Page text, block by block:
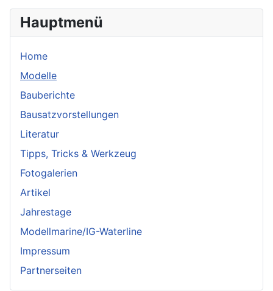
Hauptmenü
Home
Modelle
Bauberichte
Bausatzvorstellungen
Literatur
Tipps, Tricks & Werkzeug
Fotogalerien
Artikel
Jahrestage
Modellmarine/IG-Waterline
Impressum
Partnerseiten